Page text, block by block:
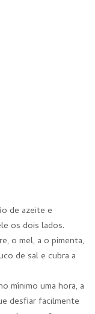
de azeite e
os dois lados.
o mel, a o pimenta,
de sal e cubra a
mínimo uma hora, a
desfiar facilmente